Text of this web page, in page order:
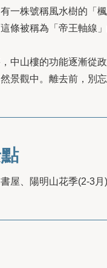
一株號稱風水樹的「
條被稱為「帝王軸線
中山樓的功能逐漸從
景觀中。離去前，別
屋、陽明山花季(2-3月)